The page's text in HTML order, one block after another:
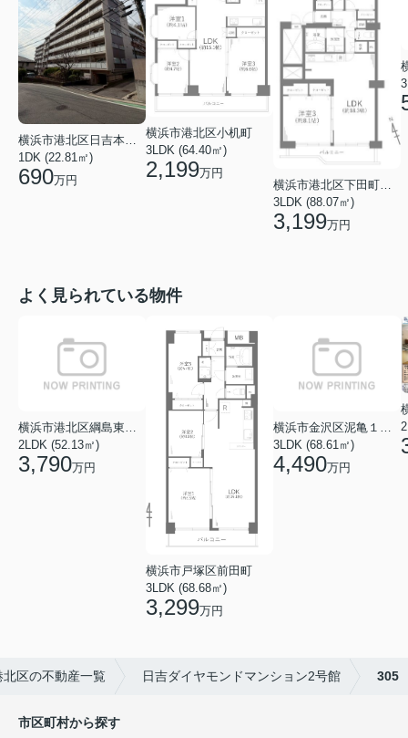
横浜市港北区日吉本町２丁目
1DK (22.81㎡)
690万円
横浜市港北区小机町
3LDK (64.40㎡)
2,199万円
横浜市港北区下田町４丁目
3LDK (88.07㎡)
3,199万円
よく見られている物件
横浜市港北区綱島東５丁目
2LDK (52.13㎡)
3,790万円
横浜市戸塚区前田町
3LDK (68.68㎡)
3,299万円
横浜市金沢区泥亀１丁目
3LDK (68.61㎡)
4,490万円
北区の不動産一覧 日吉ダイヤモンドマンション2号館 305
市区町村から探す